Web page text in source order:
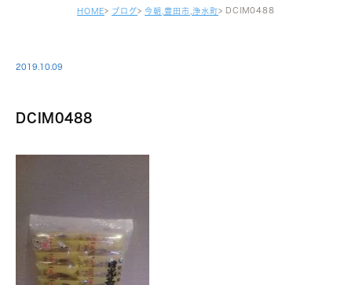
HOME ブログ 今朝,豊田市,浄水町 DCIM0488
2019.10.09
DCIM0488